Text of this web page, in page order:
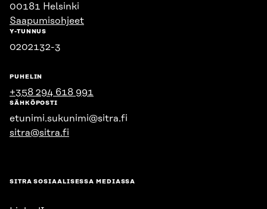
00181 Helsinki
Saapumisohjeet
Y-TUNNUS
0202132-3
PUHELIN
+358 294 618 991
SÄHKÖPOSTI
etunimi.sukunimi@sitra.fi
sitra@sitra.fi
SITRA SOSIAALISESSA MEDIASSA